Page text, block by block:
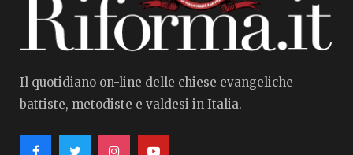
Il quotidiano on-line delle chiese evangeliche
battiste, metodiste e valdesi in Italia.